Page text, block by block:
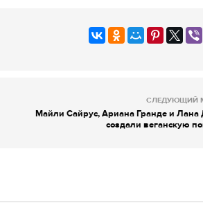
СЛЕДУЮЩИЙ
Майли Сайрус, Ариана Гранде и Лана
создали веганскую